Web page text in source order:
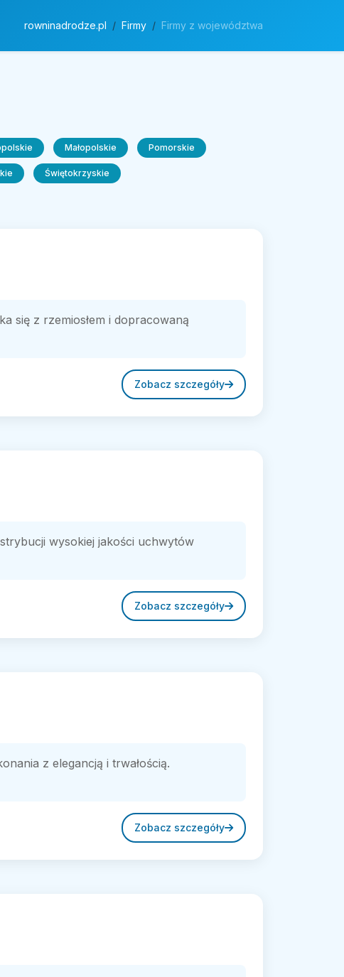
rowninadrodze.pl Firmy Firmy z województwa
Małopolskie Pomorskie
Świętokrzyskie
się z rzemiosłem i dopracowaną
Zobacz szczegóły
wysokiej jakości uchwytów
Zobacz szczegóły
z elegancją i trwałością.
Zobacz szczegóły